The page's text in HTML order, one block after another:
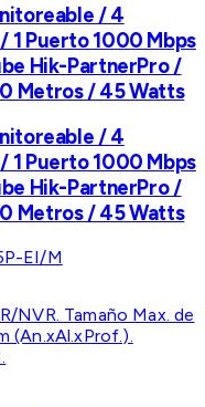
/ 4
1 Puerto 1000 Mbps
Hik-PartnerPro /
Metros / 45 Watts
/ 4
1 Puerto 1000 Mbps
Hik-PartnerPro /
Metros / 45 Watts
EI/M